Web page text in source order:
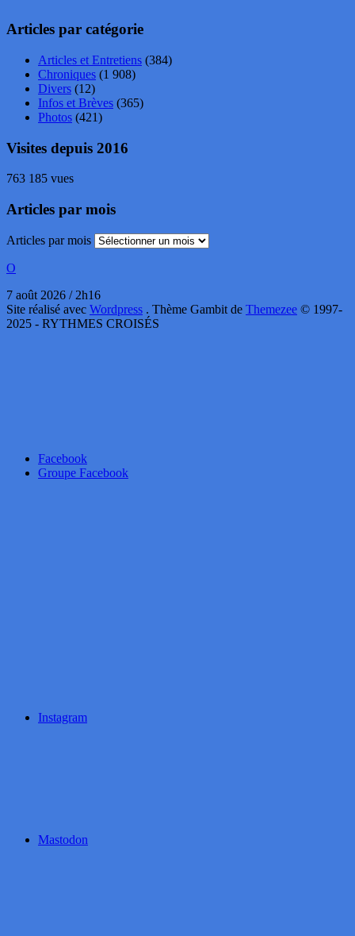
Articles par catégorie
Articles et Entretiens (384)
Chroniques (1 908)
Divers (12)
Infos et Brèves (365)
Photos (421)
Visites depuis 2016
763 185 vues
Articles par mois
Articles par mois
O
7 août 2026 / 2h16
Site réalisé avec Wordpress . Thème Gambit de Themezee © 1997-
2025 - RYTHMES CROISÉS
Facebook
Groupe Facebook
Instagram
Mastodon